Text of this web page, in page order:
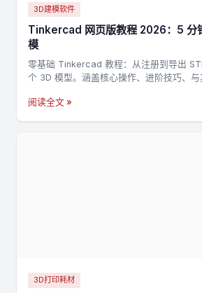
3D建模软件
Tinkercad 网页版教程 2026：5 分
模
零基础 Tinkercad 教程：从注册到导出
个 3D 模型。涵盖核心操作、进阶技巧、与
阅读全文 »
3D打印耗材